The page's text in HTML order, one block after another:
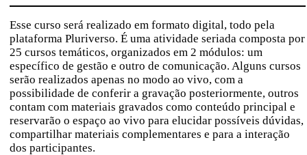
Esse curso será realizado em formato digital, todo pela
plataforma Pluriverso. É uma atividade seriada composta por
25 cursos temáticos, organizados em 2 módulos: um
específico de gestão e outro de comunicação. Alguns cursos
serão realizados apenas no modo ao vivo, com a
possibilidade de conferir a gravação posteriormente, outros
contam com materiais gravados como conteúdo principal e
reservarão o espaço ao vivo para elucidar possíveis dúvidas,
compartilhar materiais complementares e para a interação
dos participantes.